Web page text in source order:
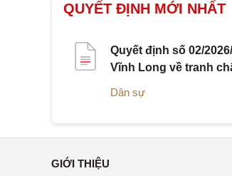
QUYẾT ĐỊNH MỚI NHẤT
Quyết định số 02/
Vĩnh Long về tranh
Dân sự
GIỚI THIỆU